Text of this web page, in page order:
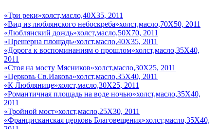
«Три реки»холст,масло,40Х35, 2011
«Вид из люблянского небоскреба»холст,масло,70Х50, 2011
«Люблянский дождь»холст,масло,50Х70, 2011
«Прешерна площадь»холст,масло,40Х35, 2011
«Дорога к воспоминаниям о прошлом»холст,масло,35Х40,
2011
«Стоя на мосту Мясников»холст,масло,30Х25, 2011
«Церковь Св.Иакова»холст,масло,35Х40, 2011
«К Люблянице»холст,масло,30Х25, 2011
«Романтичная площадь на воде ночью»холст,масло,35Х40,
2011
«Тройной мост»холст,масло,25Х30, 2011
«Францисканская церковь Благовещения»холст,масло,35Х40,